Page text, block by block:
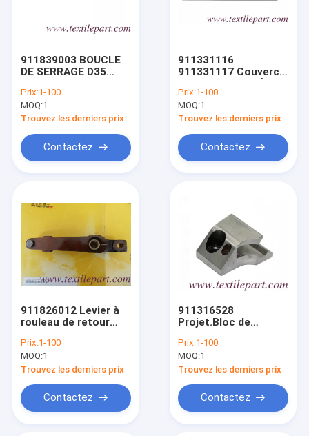
Parties pour les véhicules
Nouvelles
911839003 BOUCLE
DE SERRAGE D35
Prix:1-100
MOQ:1
Trouvez les derniers prix
Contactez
911331116
911331117 Couvercle
DE TISSAGE SULZER
Prix:1-100
MOQ:1
Trouvez les derniers prix
Contactez
911826012 Levier à
rouleau de retour
023 RS-Levier
Prix:1-100
MOQ:1
Trouvez les derniers prix
Contactez
911316528
Projet.Bloc de
Prix:1-100
MOQ:1
Trouvez les derniers prix
Contactez